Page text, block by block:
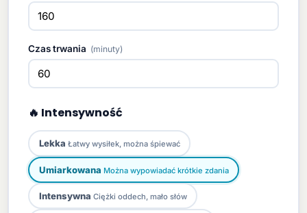
Czas trwania (minuty)
🔥 Intensywność
Lekka Łatwy wysiłek, można śpiewać
Umiarkowana Można wypowiadać krótkie zdania
Intensywna Ciężki oddech, mało słów